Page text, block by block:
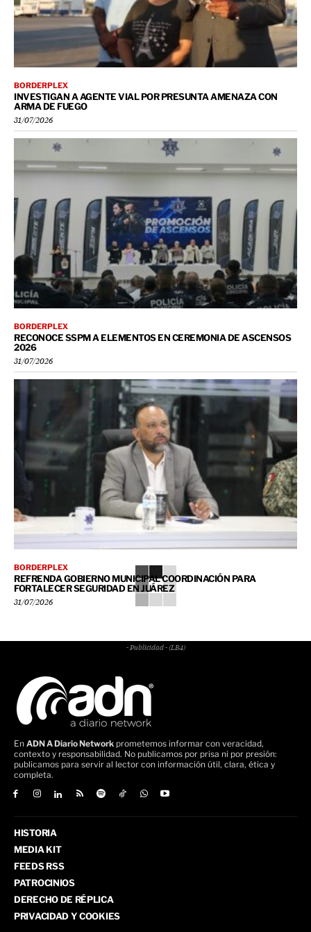
BORDERPLEX
INVESTIGAN A AGENTE VIAL POR PRESUNTA AMENAZA CON
ARMA DE FUEGO
31/07/2026
BORDERPLEX
RECONOCE SSPM A ELEMENTOS EN CEREMONIA DE ASCENSOS
2026
31/07/2026
BORDERPLEX
REFRENDA GOBIERNO MUNICIPAL COORDINACIÓN PARA
FORTALECER SEGURIDAD EN JUÁREZ
31/07/2026
- Publicidad - (LB4)
En ADN A Diario Network prometemos informar con veracidad,
contexto y responsabilidad. No publicamos por prisa ni por presión:
publicamos para servir al lector con información útil, clara, ética y
completa.
HISTORIA
MEDIA KIT
FEEDS RSS
PATROCINIOS
DERECHO DE RÉPLICA
PRIVACIDAD Y COOKIES